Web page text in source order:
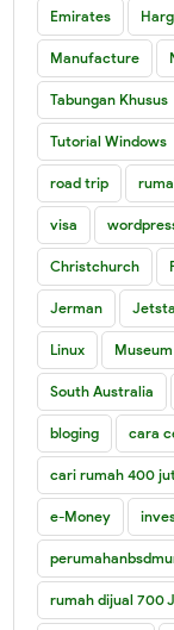
Emirates
Manufacture
Tabungan Khusus
Tutorial Windows
road trip
visa
Christchurch
Jerman
Linux
South Australia
bloging cara
cari rumah 400
e-Money
rumah dijual 700